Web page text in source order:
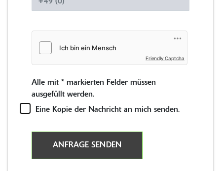
Friendly Captcha
Alle mit * markierten Felder müssen
ausgefüllt werden.
Eine Kopie der Nachricht an mich senden.
ANFRAGE SENDEN